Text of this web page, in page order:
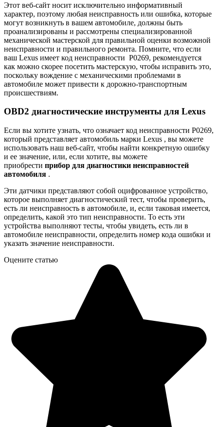
Этот веб-сайт носит исключительно информативный
характер, поэтому любая неисправность или ошибка, которые
могут возникнуть в вашем автомобиле, должны быть
проанализированы и рассмотрены специализированной
механической мастерской для правильной оценки возможной
неисправности и правильного ремонта. Помните, что если
ваш Lexus имеет код неисправности P0269, рекомендуется
как можно скорее посетить мастерскую, чтобы исправить это,
поскольку вождение с механическими проблемами в
автомобиле может привести к дорожно-транспортным
происшествиям.
OBD2 диагностические инструменты для Lexus
Если вы хотите узнать, что означает код неисправности P0269,
который представляет автомобиль марки Lexus , вы можете
использовать наш веб-сайт, чтобы найти конкретную ошибку
и ее значение, или, если хотите, вы можете
приобрести прибор для диагностики неисправностей
автомобиля .
Эти датчики представляют собой оцифрованное устройство,
которое выполняет диагностический тест, чтобы проверить,
есть ли неисправность в автомобиле, и, если таковая имеется,
определить, какой это тип неисправности. То есть эти
устройства выполняют тесты, чтобы увидеть, есть ли в
автомобиле неисправности, определить номер кода ошибки и
указать значение неисправности.
Оцените статью